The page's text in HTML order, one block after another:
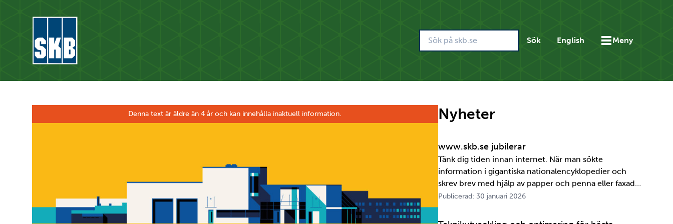
Sök English Meny
Denna text är äldre än 4 år och kan innehålla inaktuell information. Nyheter
www.skb.se jubilerar
Tänk dig tiden innan internet. När man sökte
information i gigantiska nationalencyklopedier och
skrev brev med hjälp av papper och penna eller faxade
om ett meddelande skulle fram snabbt. Det är inte
jättelänge sedan, inte om man tänker i ett geologiskt
perspektiv i alla fall. För oss på SKB är det …
Publicerad: 30 januari 2026